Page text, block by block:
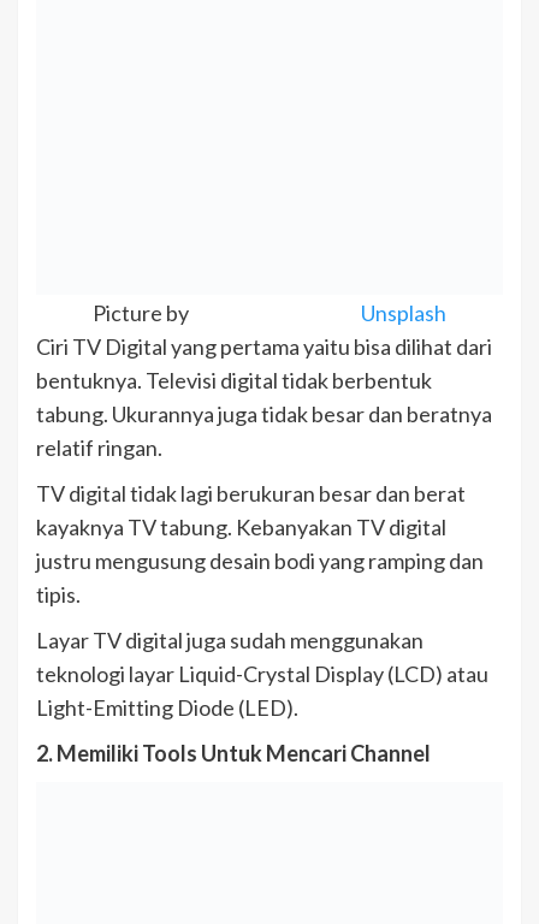
Picture by
Unsplash
Ciri TV Digital yang pertama yaitu bisa dilihat dari
bentuknya. Televisi digital tidak berbentuk
tabung. Ukurannya juga tidak besar dan beratnya
relatif ringan.
TV digital tidak lagi berukuran besar dan berat
kayaknya TV tabung. Kebanyakan TV digital
justru mengusung desain bodi yang ramping dan
tipis.
Layar TV digital juga sudah menggunakan
teknologi layar Liquid-Crystal Display (LCD) atau
Light-Emitting Diode (LED).
2. Memiliki Tools Untuk Mencari Channel